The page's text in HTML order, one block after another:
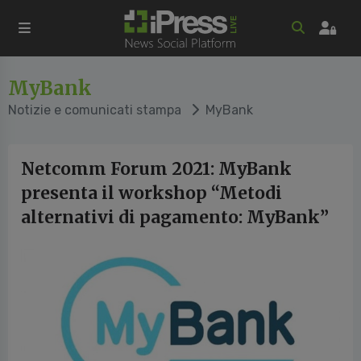
MyBank
Notizie e comunicati stampa MyBank
Netcomm Forum 2021: MyBank
presenta il workshop “Metodi
alternativi di pagamento: MyBank”